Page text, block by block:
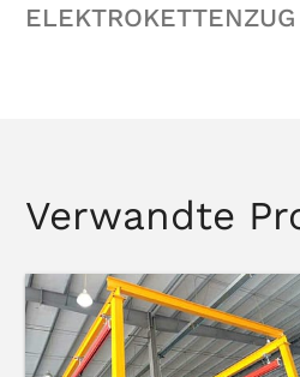
ELEKTROKETTENZUG
Verwandte